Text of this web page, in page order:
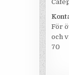
För
och
70